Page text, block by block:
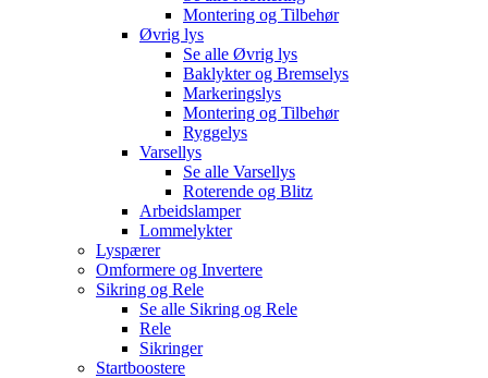
Montering og Tilbehør
Øvrig lys
Se alle Øvrig lys
Baklykter og Bremselys
Markeringslys
Montering og Tilbehør
Ryggelys
Varsellys
Se alle Varsellys
Roterende og Blitz
Arbeidslamper
Lommelykter
Lyspærer
Omformere og Invertere
Sikring og Rele
Se alle Sikring og Rele
Rele
Sikringer
Startboostere